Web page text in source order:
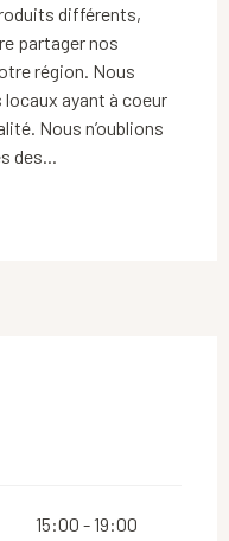
différents,
partager nos
région. Nous
ayant à coeur
Nous n’oublions
des...
15:00 - 19:00